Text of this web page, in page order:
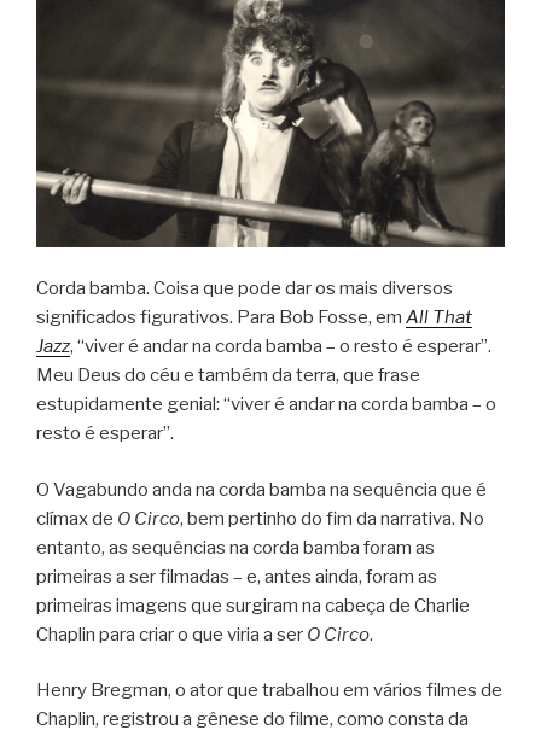
Corda bamba. Coisa que pode dar os mais diversos
significados figurativos. Para Bob Fosse, em All That
Jazz, “viver é andar na corda bamba – o resto é esperar”.
Meu Deus do céu e também da terra, que frase
estupidamente genial: “viver é andar na corda bamba – o
resto é esperar”.
O Vagabundo anda na corda bamba na sequência que é
clímax de O Circo, bem pertinho do fim da narrativa. No
entanto, as sequências na corda bamba foram as
primeiras a ser filmadas – e, antes ainda, foram as
primeiras imagens que surgiram na cabeça de Charlie
Chaplin para criar o que viria a ser O Circo.
Henry Bregman, o ator que trabalhou em vários filmes de
Chaplin, registrou a gênese do filme, como consta da